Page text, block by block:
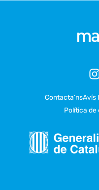
Contacta’nsAvís
Política de